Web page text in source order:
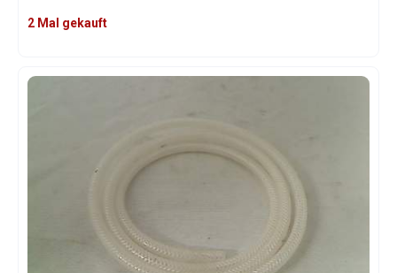
2 Mal gekauft